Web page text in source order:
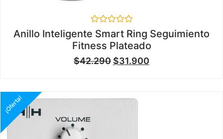
Valorado
en
0
de
5
Anillo Inteligente Smart Ring Seguimiento
Fitness Plateado
$42.290 $31.900
¡Oferta!